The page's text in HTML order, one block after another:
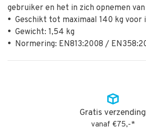
gebruiker en het in zich opnemen
• Geschikt tot maximaal 140 kg voor
• Gewicht: 1,54 kg
• Normering: EN813:2008 /
Gratis verzending
vanaf €75,-*